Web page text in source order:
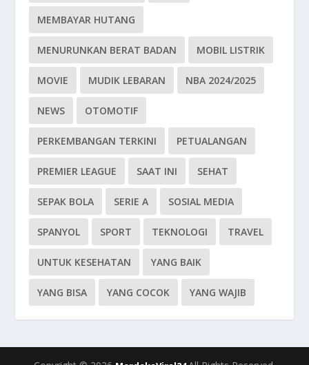
MEMBAYAR HUTANG
MENURUNKAN BERAT BADAN MOBIL LISTRIK
MOVIE MUDIK LEBARAN NBA 2024/2025
NEWS OTOMOTIF
PERKEMBANGAN TERKINI PETUALANGAN
PREMIER LEAGUE SAAT INI SEHAT
SEPAK BOLA SERIE A SOSIAL MEDIA
SPANYOL SPORT TEKNOLOGI TRAVEL
UNTUK KESEHATAN YANG BAIK
YANG BISA YANG COCOK YANG WAJIB